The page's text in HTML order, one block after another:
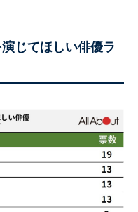
じてほしい俳優ラ